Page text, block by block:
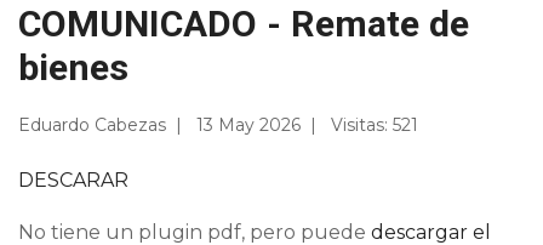
COMUNICADO - Remate de
bienes
Eduardo Cabezas 13 May 2026 Visitas: 521
DESCARAR
No tiene un plugin pdf, pero puede descargar el